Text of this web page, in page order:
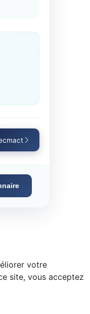
votre
site, vous acceptez